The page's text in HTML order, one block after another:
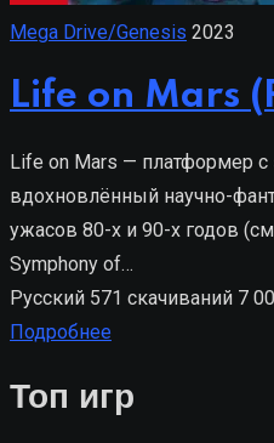
Mega Drive/Genesis 2023
Life on Mars
Life on Mars — платформер
вдохновлённый научно-
ужасов 80-х и 90-х годов
Symphony of…
Русский 571 скачиваний 7
Подробнее
Топ игр